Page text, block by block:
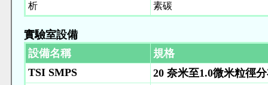
析
素碳
實驗室設備
設備名稱
規格
TSI SMPS
20 奈米至1.0微米粒徑